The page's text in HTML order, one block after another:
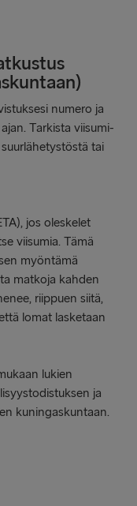
numero ja
Tarkista viisumi-
tai
jos oleskelet
viisumia. Tämä
myöntämä
matkoja kahden
riippuen siitä,
lomat lasketaan
lukien
ja
kuningaskuntaan.